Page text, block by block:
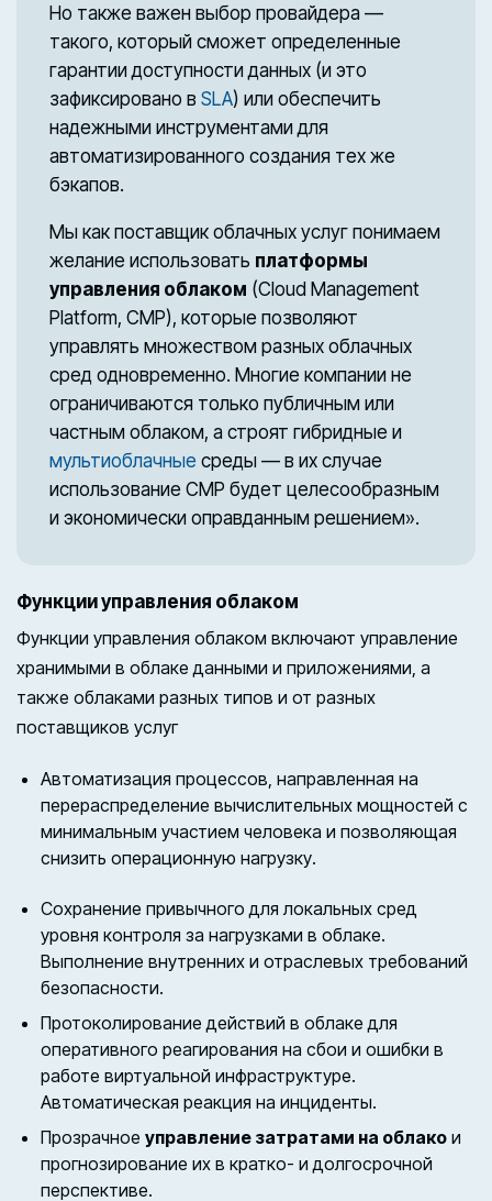
Но также важен выбор провайдера —
такого, который сможет определенные
гарантии доступности данных (и это
зафиксировано в SLA) или обеспечить
надежными инструментами для
автоматизированного создания тех же
бэкапов.
Мы как поставщик облачных услуг понимаем
желание использовать платформы
управления облаком (Cloud Management
Platform, CMP), которые позволяют
управлять множеством разных облачных
сред одновременно. Многие компании не
ограничиваются только публичным или
частным облаком, а строят гибридные и
мультиоблачные среды — в их случае
использование CMP будет целесообразным
и экономически оправданным решением».
Функции управления облаком
Функции управления облаком включают управление
хранимыми в облаке данными и приложениями, а
также облаками разных типов и от разных
поставщиков услуг
Автоматизация процессов, направленная на
перераспределение вычислительных мощностей с
минимальным участием человека и позволяющая
снизить операционную нагрузку.
Сохранение привычного для локальных сред
уровня контроля за нагрузками в облаке.
Выполнение внутренних и отраслевых требований
безопасности.
Протоколирование действий в облаке для
оперативного реагирования на сбои и ошибки в
работе виртуальной инфраструктуре.
Автоматическая реакция на инциденты.
Прозрачноеуправление затратами на облако и
прогнозирование их в кратко- и долгосрочной
перспективе.